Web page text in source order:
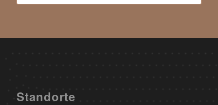
Standorte